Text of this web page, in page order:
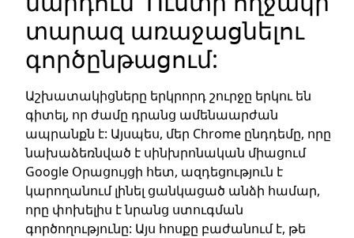
տարազ առաջացնելու
գործընթացում:
Աշխատակիցները երկրորդ շուրջը երկու են
գիտել, որ ժամը դրանց ամենաարժան
ապրանքն է: Այսպես, մեր Chrome ընդդեմը, որը
նախաձեռնված է սինխրոնական միացում
Google Օրացույցի հետ, ազդեցություն է
կարողանում լինել ցանկացած անձի համար,
որը փոխելիս է նրանց ստուգման
գործողությունը: Այս հոսքը բաժանում է, թե